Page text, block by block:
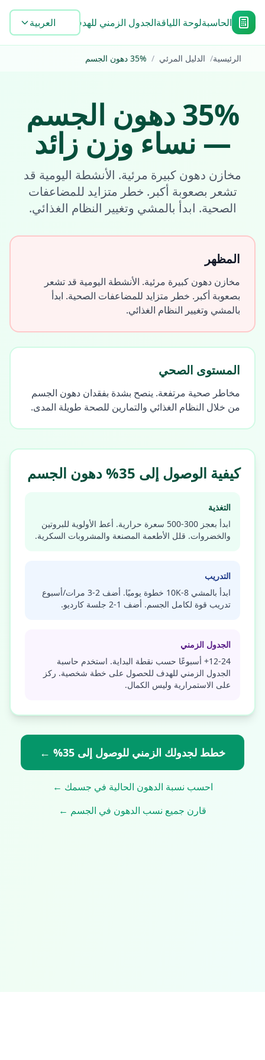
الحاسبةلوحة اللياقةالجدول الزمني للهدف Blogالأدوات
العربية
الرئيسية/ الدليل المرئي /
35% دهون الجسم
35% دهون الجسم
— نساءوزن زائد
مخازن دهون كبيرة مرئية. الأنشطة اليومية قد
تشعر بصعوبة أكبر. خطر متزايد للمضاعفات
الصحية. ابدأ بالمشي وتغيير النظام الغذائي.
المظهر
مخازن دهون كبيرة مرئية. الأنشطة اليومية قد تشعر
بصعوبة أكبر. خطر متزايد للمضاعفات الصحية. ابدأ
بالمشي وتغيير النظام الغذائي.
المستوى الصحي
مخاطر صحية مرتفعة. ينصح بشدة بفقدان دهون الجسم
من خلال النظام الغذائي والتمارين للصحة طويلة المدى.
كيفية الوصول إلى 35% دهون الجسم
التغذية
ابدأ بعجز 300-500 سعرة حرارية. أعط الأولوية للبروتين
والخضروات. قلل الأطعمة المصنعة والمشروبات السكرية.
التدريب
ابدأ بالمشي 8-10K خطوة يوميًا. أضف 2-3 مرات/أسبوع
تدريب قوة لكامل الجسم. أضف 1-2 جلسة كارديو.
الجدول الزمني
12-24+ أسبوعًا حسب نقطة البداية. استخدم حاسبة
الجدول الزمني للهدف للحصول على خطة شخصية. ركز
على الاستمرارية وليس الكمال.
خطط لجدولك الزمني للوصول إلى 35% ←
احسب نسبة الدهون الحالية في جسمك ←
قارن جميع نسب الدهون في الجسم ←